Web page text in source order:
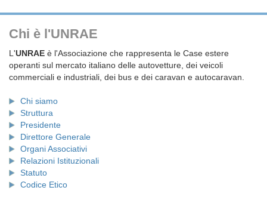
Chi è l'UNRAE
L'UNRAE è l'Associazione che rappresenta le Case estere
operanti sul mercato italiano delle autovetture, dei veicoli
commerciali e industriali, dei bus e dei caravan e autocaravan.
Chi siamo
Struttura
Presidente
Direttore Generale
Organi Associativi
Relazioni Istituzionali
Statuto
Codice Etico